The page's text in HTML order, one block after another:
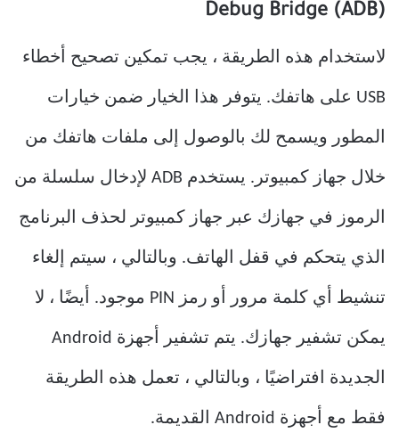
Debug Bridge (ADB)
لاستخدام هذه الطريقة ، يجب تمكين تصحيح أخطاء
USB على هاتفك. يتوفر هذا الخيار ضمن خيارات
المطور ويسمح لك بالوصول إلى ملفات هاتفك من
خلال جهاز كمبيوتر. يستخدم ADB لإدخال سلسلة من
الرموز في جهازك عبر جهاز كمبيوتر لحذف البرنامج
الذي يتحكم في قفل الهاتف. وبالتالي ، سيتم إلغاء
تنشيط أي كلمة مرور أو رمز PIN موجود. أيضًا ، لا
يمكن تشفير جهازك. يتم تشفير أجهزة Android
الجديدة افتراضيًا ، وبالتالي ، تعمل هذه الطريقة
فقط مع أجهزة Android القديمة.